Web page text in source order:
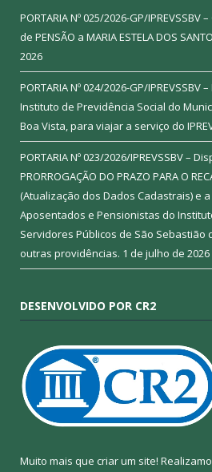
PORTARIA Nº 025/2026-GP/IPREVSSBV
de PENSÃO a MARIA ESTELA DOS
2026
PORTARIA Nº 024/2026-GP/
Instituto de Previdência Social do
Boa Vista, para viajar a serviço do
PORTARIA Nº 023/2026/IPREVSSBV –
PRORROGAÇÃO DO PRAZO PARA O
(Atualização dos Dados Cadastrais) e
Aposentados e Pensionistas do
Servidores Públicos de São Sebastião
outras providências. 1 de julho de 2026
DESENVOLVIDO POR CR2
Muito mais que criar um site!